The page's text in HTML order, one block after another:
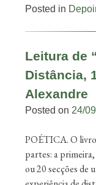
Posted in
Leitura de
Distância,
Alexandre
Posted on 24/
POÉTICA. O
partes: a
ou 20 secções de